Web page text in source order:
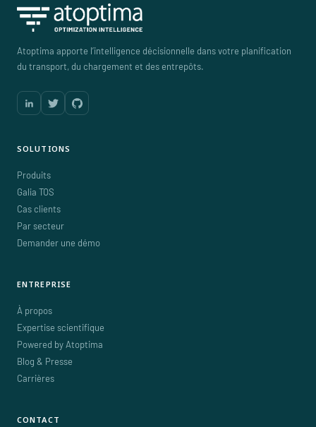
Atoptima apporte l’intelligence décisionnelle dans votre planification
du transport, du chargement et des entrepôts.
SOLUTIONS
Produits
Galia TOS
Cas clients
Par secteur
Demander une démo
ENTREPRISE
À propos
Expertise scientifique
Powered by Atoptima
Blog & Presse
Carrières
CONTACT